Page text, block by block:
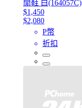
閒鞋 白(164057C)
$1,450
$2,080
P幣
折扣